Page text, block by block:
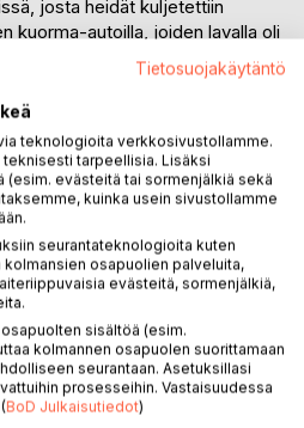
josta heidät kuljetettiin
kuorma-autoilla, joiden lavalla oli
suurin osa työnjohdosta,
asui myös samoina aikoina
muun muassa metsän
maamassojen
työskenteli myös
ja soranseulontalaitoksilla.
ollut ”luukkua” mistä työtön olisi
vaan oli lähdettävä
työtä olevan ja tehtävä sitä
perheensä omalla
että tämä oli oikeuden
budjetin työttömyysrahat näin.
henkilö, mutta oli työtä
pystynyt huolehtimaan
Tietosuojakäytäntö
teknologioita verkkosivustollamme.
tarpeellisia. Lisäksi
evästeitä tai sormenjälkiä sekä
kuinka usein sivustollamme
seurantateknologioita kuten
osapuolien palveluita,
evästeitä, sormenjälkiä,
sisältöä (esim.
kolmannen osapuolen suorittamaan
seurantaan. Asetuksillasi
prosesseihin. Vastaisuudessa
BoD Julkaisutiedot)